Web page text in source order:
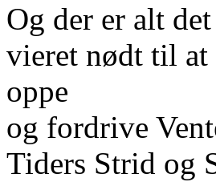
Og der er alt
vieret nødt til at
oppe
og fordrive
Tiders Strid og